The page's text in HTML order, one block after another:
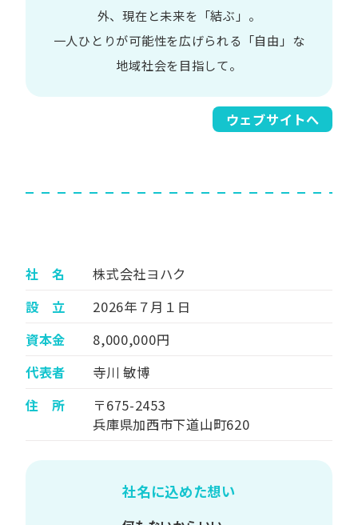
外、​現在と​未来を​「結ぶ」。
一人​ひとりが​可能性を​広げられる 「自由」な​
地域社会を​目指して。​
ウェブサイトへ
社 名
株式会社ヨハク
設 立
2026年７月１日
資本金
8,000,000円
代表者
寺川 敏博
住 所
〒675-2453
兵庫県加西市下道山町620
社名に込めた想い